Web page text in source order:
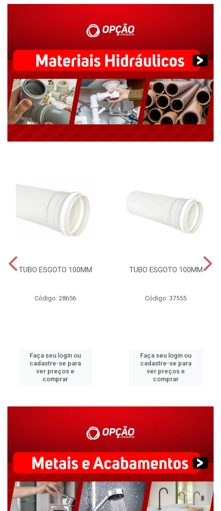
TUBO ESGOTO 100MM
Código: 28656
Faça seu login ou
cadastre-se para
ver preços e
comprar
TUBO ESGOTO 100MM
Código: 37555
Faça seu login ou
cadastre-se para
ver preços e
comprar